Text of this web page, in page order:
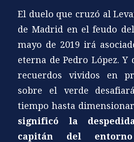
El duelo que cruzó al
de Madrid en el feudo
mayo de 2019 irá
eterna de Pedro López. Y
recuerdos vividos en
sobre el verde
tiempo hasta
significó la
capitán del